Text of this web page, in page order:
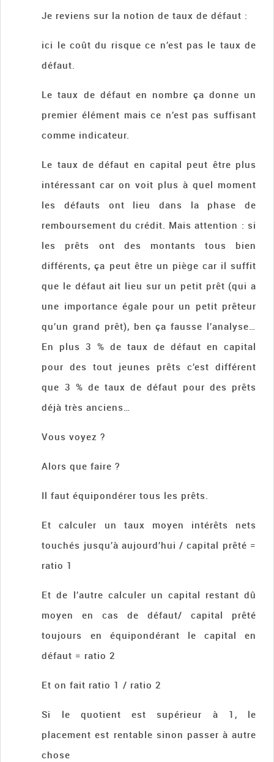
Je reviens sur la notion de taux de défaut :
ici le coût du risque ce n’est pas le taux de
défaut.
Le taux de défaut en nombre ça donne un
premier élément mais ce n’est pas suffisant
comme indicateur.
Le taux de défaut en capital peut être plus
intéressant car on voit plus à quel moment
les défauts ont lieu dans la phase de
remboursement du crédit. Mais attention : si
les prêts ont des montants tous bien
différents, ça peut être un piège car il suffit
que le défaut ait lieu sur un petit prêt (qui a
une importance égale pour un petit prêteur
qu’un grand prêt), ben ça fausse l’analyse…
En plus 3 % de taux de défaut en capital
pour des tout jeunes prêts c’est différent
que 3 % de taux de défaut pour des prêts
déjà très anciens…
Vous voyez ?
Alors que faire ?
Il faut équipondérer tous les prêts.
Et calculer un taux moyen intérêts nets
touchés jusqu’à aujourd’hui / capital prêté =
ratio 1
Et de l’autre calculer un capital restant dû
moyen en cas de défaut/ capital prêté
toujours en équipondérant le capital en
défaut = ratio 2
Et on fait ratio 1 / ratio 2
Si le quotient est supérieur à 1, le
placement est rentable sinon passer à autre
chose